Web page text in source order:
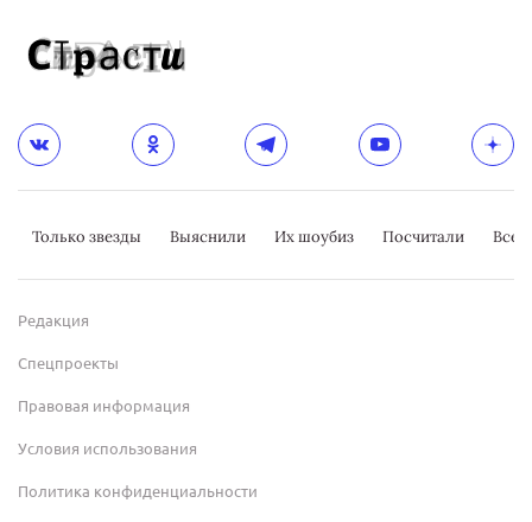
Только звезды Выяснили Их шоубиз Посчитали
Редакция
Спецпроекты
Правовая информация
Условия использования
Политика конфиденциальности